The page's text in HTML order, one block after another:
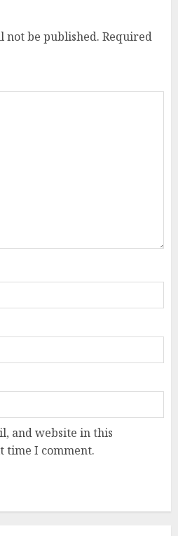
not be published. Required
and website in this
time I comment.